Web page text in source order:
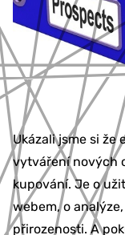
Ukázali jsme si
vytváření nových
kupování. Je o
webem, o
přirozenosti. A